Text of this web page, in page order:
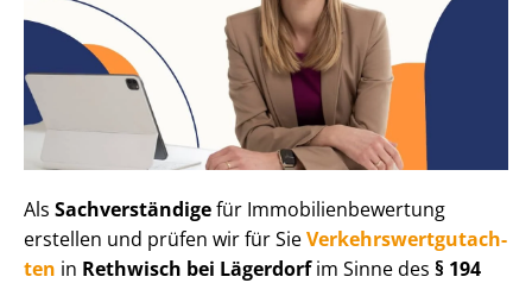
Als Sachverständigefür Im­mo­bi­li­en­be­wer­tung
erstellen und prüfen wir für SieVer­kehrs­wert­gut­ach­
ten in Rethwisch bei Lägerdorfim Sinne des § 194